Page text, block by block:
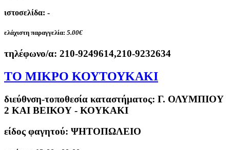
ιστοσελίδα: -
ελάχιστη παραγγελία: 5.00€
τηλέφωνο/α: 210-9249614,210-9232634
ΤΟ ΜΙΚΡΟ ΚΟΥΤΟΥΚΑΚΙ
διεύθνση-τοποθεσία καταστήματος: Γ. ΟΛΥΜΠΙΟΥ
2 ΚΑΙ ΒΕΙΚΟΥ - ΚΟΥΚΑΚΙ
είδος φαγητού: ΨΗΤΟΠΩΛΕΙΟ